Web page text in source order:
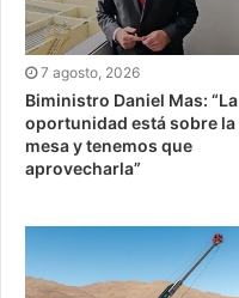
7 agosto, 2026
Biministro Daniel Mas: “La
oportunidad está sobre la
mesa y tenemos que
aprovecharla”